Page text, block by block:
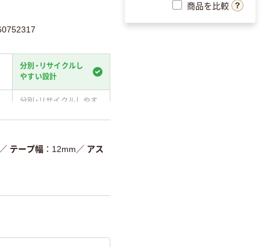
分別・リサイクルし
やすい設計
分別・リサイクルしやす
削減
テープ幅 12mm ／ アス
商品を比較